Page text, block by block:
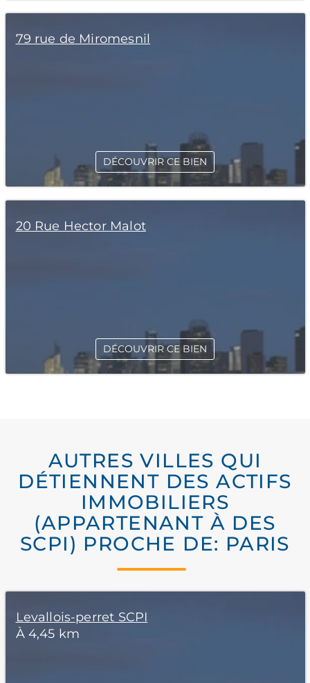
79 rue de Miromesnil
DÉCOUVRIR CE BIEN
20 Rue Hector Malot
DÉCOUVRIR CE BIEN
AUTRES VILLES QUI
DÉTIENNENT DES ACTIFS
IMMOBILIERS
(APPARTENANT À DES
SCPI) PROCHE DE: PARIS
Levallois-perret SCPI
À 4,45 km